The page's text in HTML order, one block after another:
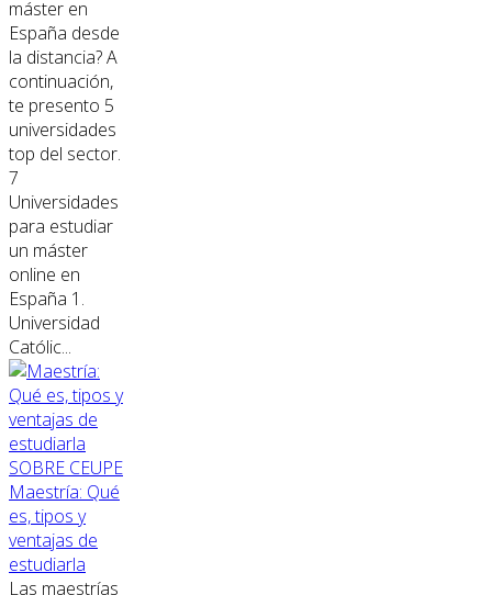
máster en
España desde
la distancia? A
continuación,
te presento 5
universidades
top del sector.
7
Universidades
para estudiar
un máster
online en
España 1.
Universidad
Católic...
SOBRE CEUPE
Maestría: Qué
es, tipos y
ventajas de
estudiarla
Las maestrías